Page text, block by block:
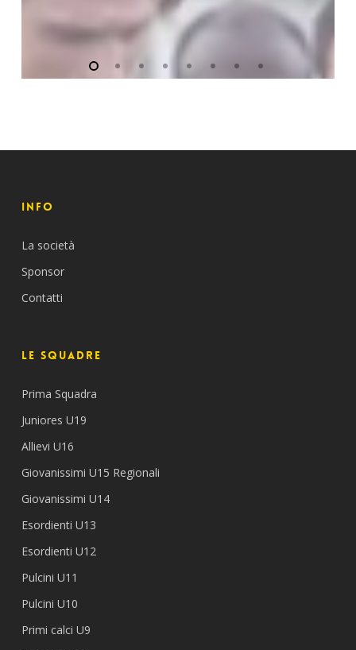
INFO
La società
Sponsor
Contatti
Le Squadre
Prima Squadra
Juniores U19
Allievi U16
Giovanissimi U15 Regionali
Giovanissimi U14
Esordienti U13
Esordienti U12
Pulcini U11
Pulcini U10
Primi calci U9